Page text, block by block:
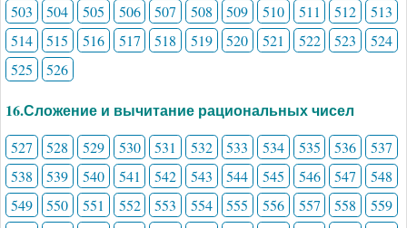
503
504 505 506 507 508 509 510 511 512
513
514
515 516 517 518 519 520 521 522 523
524
525
526
16.Сложение и вычитание рациональных чисел
527 528 529 530 531 532 533 534 535 536
537
538
539 540 541 542 543 544 545 546 547
548
549
550 551 552 553 554 555 556 557 558
559